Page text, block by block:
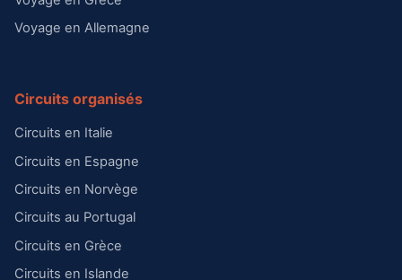
Voyage en Allemagne
Circuits organisés
Circuits en Italie
Circuits en Espagne
Circuits en Norvège
Circuits au Portugal
Circuits en Grèce
Circuits en Islande